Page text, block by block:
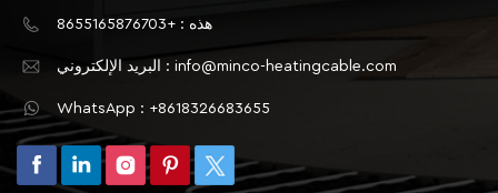
هذه : +8655165876703
البريد الإلكتروني : info@minco-heatingcable.com
WhatsApp : +8618326683655